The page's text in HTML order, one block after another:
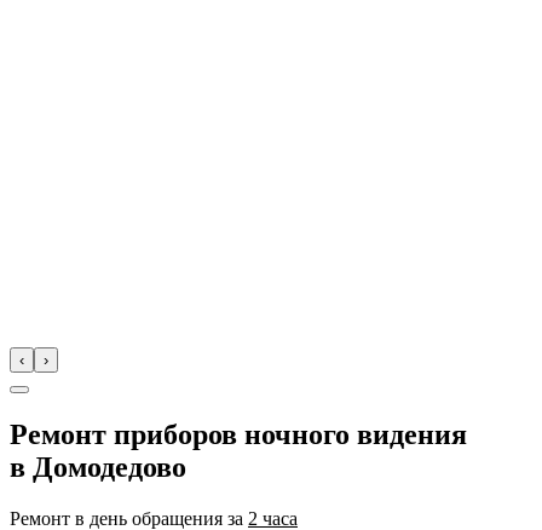
‹ ›
Ремонт приборов ночного видения
в Домодедово
Ремонт в день обращения за 2 часа